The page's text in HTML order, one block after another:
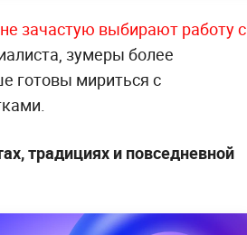
зачастую выбирают работу с
зумеры более
готовы мириться с
традициях и повседневной